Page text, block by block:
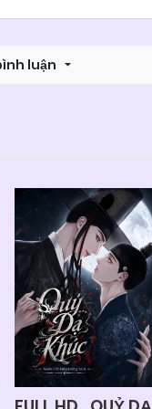
Chapter 8
Chapter 4 06/06/2025
Chapter 2 06/06/2025
Chapter 0 06/06/2025
luận